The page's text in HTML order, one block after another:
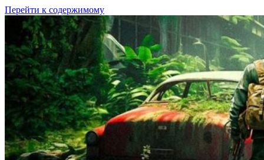
Перейти к содержимому